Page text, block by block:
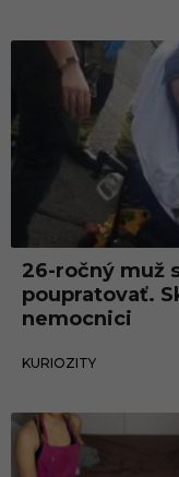
26-ročný muž
poupratovať.
nemocnici
KURIOZITY